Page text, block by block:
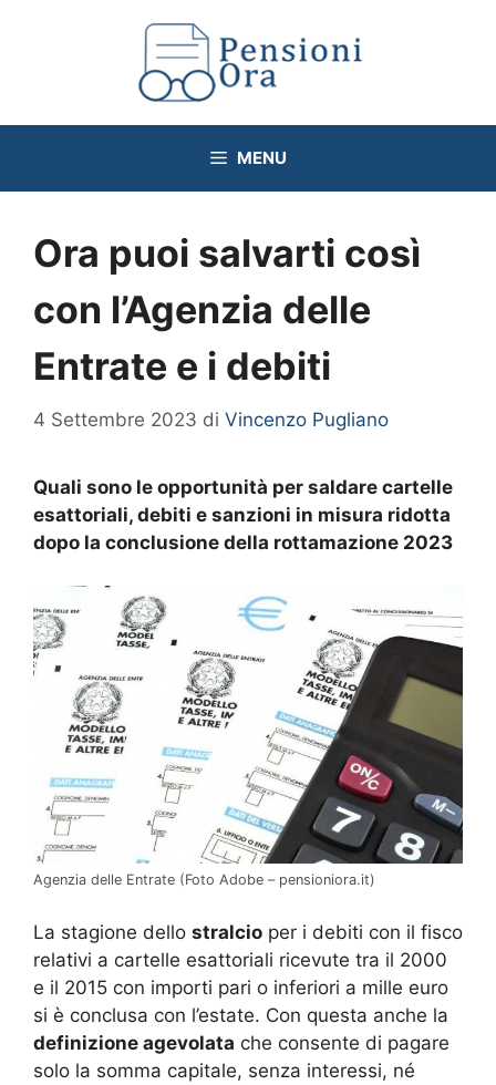
MENU
Ora puoi salvarti così
con l’Agenzia delle
Entrate e i debiti
4 Settembre 2023 di Vincenzo Pugliano
Quali sono le opportunità per saldare cartelle
esattoriali, debiti e sanzioni in misura ridotta
dopo la conclusione della rottamazione 2023
Agenzia delle Entrate (Foto Adobe – pensioniora.it)
La stagione dello stralcio per i debiti con il fisco
relativi a cartelle esattoriali ricevute tra il 2000
e il 2015 con importi pari o inferiori a mille euro
si è conclusa con l’estate. Con questa anche la
definizione agevolata che consente di pagare
solo la somma capitale, senza interessi, né